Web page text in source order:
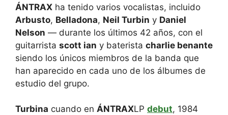
ÁNTRAX ha tenido varios vocalistas, incluido
Arbusto, Belladona, Neil Turbin y Daniel
Nelson — durante los últimos 42 años, con el
guitarrista scott ian y baterista charlie benante
siendo los únicos miembros de la banda que
han aparecido en cada uno de los álbumes de
estudio del grupo.
Turbina cuando en ÁNTRAXLP debut, 1984